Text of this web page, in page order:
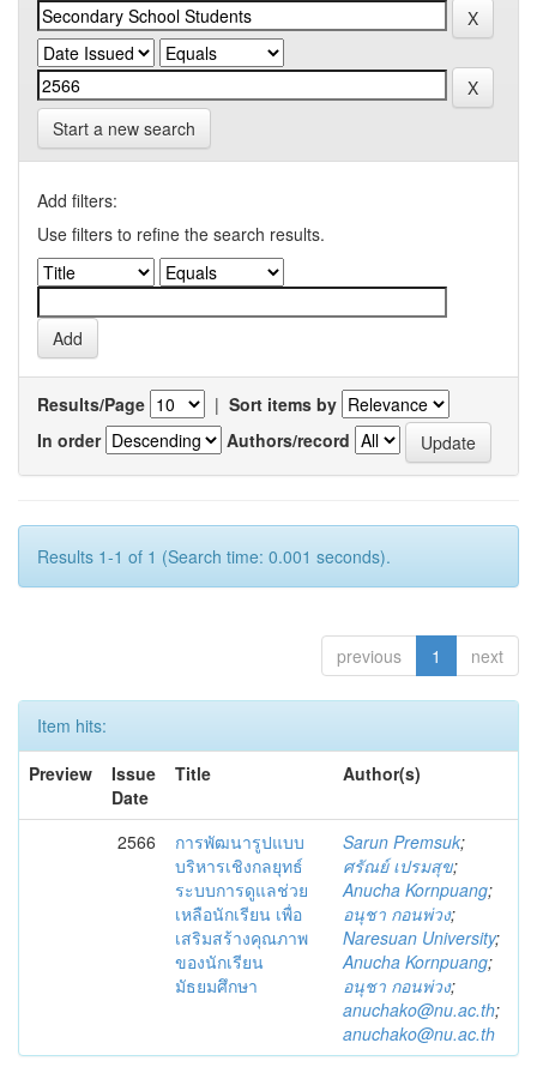
Start a new search
Add filters:
Use filters to refine the search results.
Results/Page | Sort items by
In order
Authors/record
Results 1-1 of 1 (Search time: 0.001 seconds).
previous 1 next
Item hits:
Preview
Issue
Date
Title Author(s)
2566
การพัฒนารูปแบบ
บริหารเชิงกลยุทธ์
ระบบการดูแลช่วย
เหลือนักเรียน เพื่อ
เสริมสร้างคุณภาพ
ของนักเรียน
มัธยมศึกษา
Sarun Premsuk;
ศรัณย์ เปรมสุข;
Anucha Kornpuang;
อนุชา กอนพ่วง;
Naresuan University;
Anucha Kornpuang;
อนุชา กอนพ่วง;
anuchako@nu.ac.th;
anuchako@nu.ac.th